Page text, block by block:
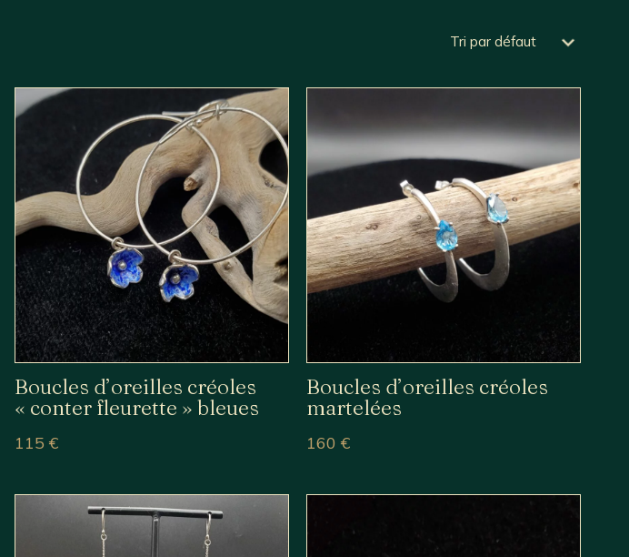
Boucles d’oreilles créoles
« conter fleurette » bleues
115 €
Boucles d’oreilles créoles
martelées
160€